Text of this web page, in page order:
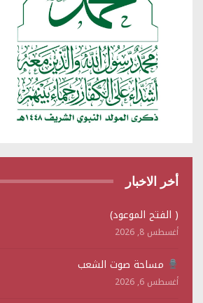
أخر الاخبار
( الفتح الموعود)
أغسطس 8, 2026
مساحة صوت الشعب
أغسطس 6, 2026